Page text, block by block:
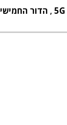
5G
, הדור החמישי